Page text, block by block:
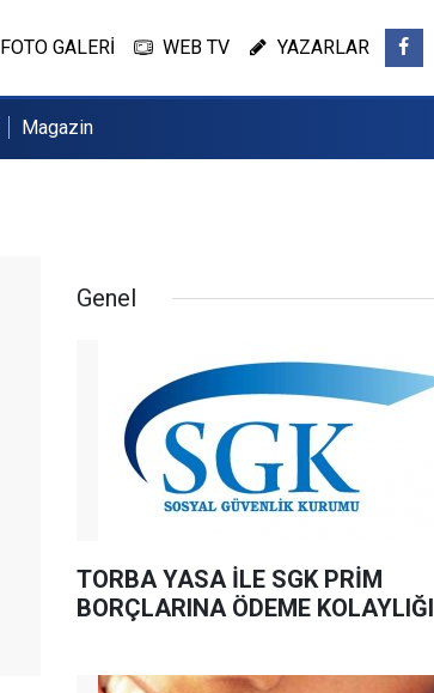
FOTO GALERİ WEB TV YAZARLAR
Magazin
Genel
TORBA YASA İLE SGK PRİM
BORÇLARINA ÖDEME KOLAYLIĞI